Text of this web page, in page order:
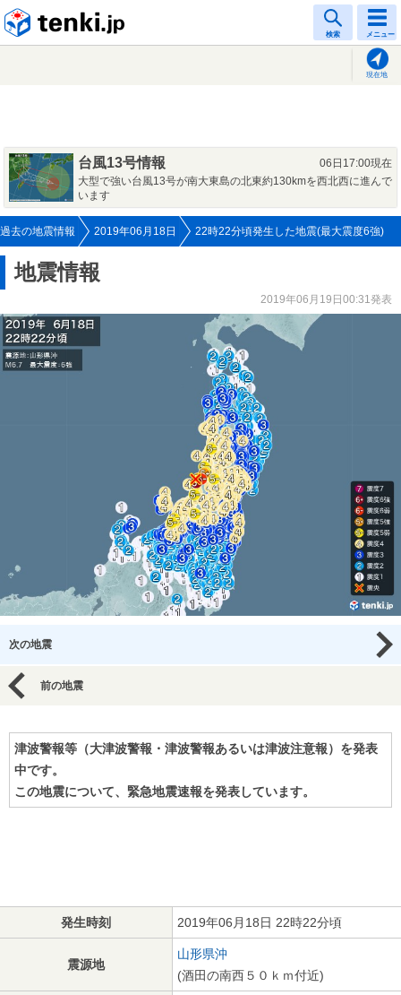
検索 メニュー
現在地
台風13号情報
06日17:00現在
大型で強い台風13号が南大東島の北東約130kmを西北西に進んで
います
過去の地震情報 2019年06月18日 22時22分頃発生した地震(最大震度6強)
地震情報
2019年06月19日00:31発表
次の地震
前の地震
津波警報等（大津波警報・津波警報あるいは津波注意報）を発表
中です。
この地震について、緊急地震速報を発表しています。
発生時刻 2019年06月18日 22時22分頃
震源地
山形県沖
(酒田の南西５０ｋｍ付近)